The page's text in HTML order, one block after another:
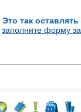
Это так
заполните форму